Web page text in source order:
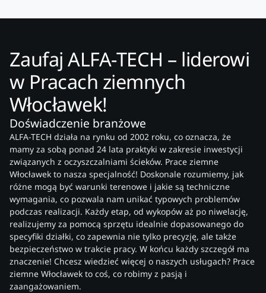
Zaufaj ALFA-TECH – liderowi
w Pracach ziemnych
Włocławek!
Doświadczenie branżowe
ALFA-TECH działa na rynku od 2002 roku, co oznacza, że
mamy za sobą ponad 24 lata praktyki w zakresie inwestycji
związanych z oczyszczalniami ścieków. Prace ziemne
Włocławek to nasza specjalność! Doskonale rozumiemy, jak
różne mogą być warunki terenowe i jakie są techniczne
wymagania, co pozwala nam unikać typowych problemów
podczas realizacji. Każdy etap, od wykopów aż po niwelację,
realizujemy za pomocą sprzętu idealnie dopasowanego do
specyfiki działki, co zapewnia nie tylko precyzję, ale także
bezpieczeństwo w trakcie pracy. W końcu każdy szczegół ma
znaczenie! Chcesz wiedzieć więcej o naszych usługach? Prace
ziemne Włocławek to coś, co robimy z pasją i
zaangażowaniem.